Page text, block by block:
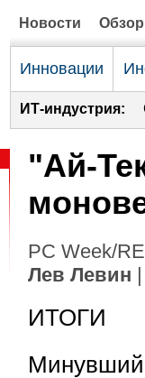
Новости
Инновации
ИТ-индустрия:
"Ай-
PC Week/
Лев Левин
ИТОГИ
Минувший